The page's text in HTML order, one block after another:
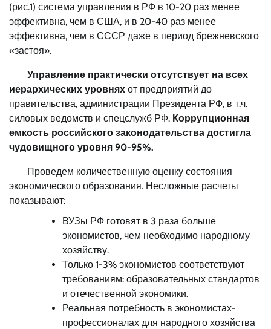
(рис.1) система управления в РФ в 10-20 раз менее
эффективна, чем в США, и в 20-40 раз менее
эффективна, чем в СССР даже в период брежневского
«застоя».
Управление практически отсутствует на всех
иерархических уровнях от предприятий до
правительства, администрации Президента РФ, в т.ч.
силовых ведомств и спецслужб РФ. Коррупционная
емкость российского законодательства достигла
чудовищного уровня 90-95%.
Проведем количественную оценку состояния
экономического образования. Несложные расчеты
показывают:
ВУЗы РФ готовят в 3 раза больше
экономистов, чем необходимо народному
хозяйству.
Только 1-3% экономистов соответствуют
требованиям: образовательных стандартов
и отечественной экономики.
Реальная потребность в экономистах-
профессионалах для народного хозяйства